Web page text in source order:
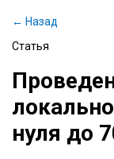
← Назад
Статья
нуля до